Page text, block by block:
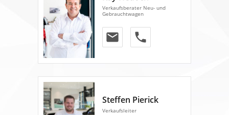
Verkaufsberater Neu- und
Gebrauchtwagen
email phone
Steffen Pierick
Verkaufsleiter